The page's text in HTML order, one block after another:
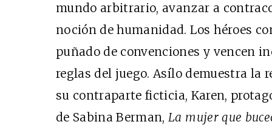
mundo arbitrario, avanzar a
noción de humanidad. Los héroes
puñado de convenciones y vencen
reglas del juego. Asílo demuestra la
su contraparte ficticia, Karen,
de Sabina Berman,La mujer que